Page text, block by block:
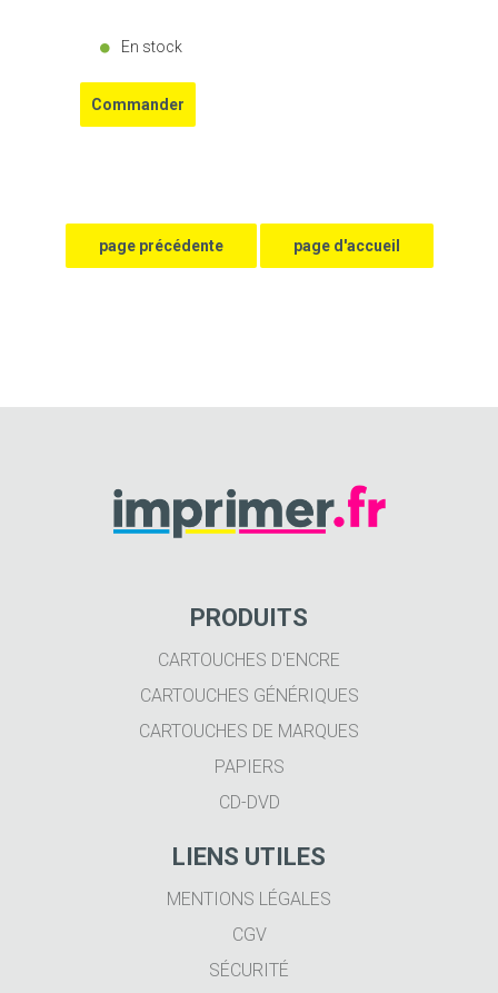
En stock
PRODUITS
CARTOUCHES D'ENCRE
CARTOUCHES GÉNÉRIQUES
CARTOUCHES DE MARQUES
PAPIERS
CD-DVD
LIENS UTILES
MENTIONS LÉGALES
CGV
SÉCURITÉ